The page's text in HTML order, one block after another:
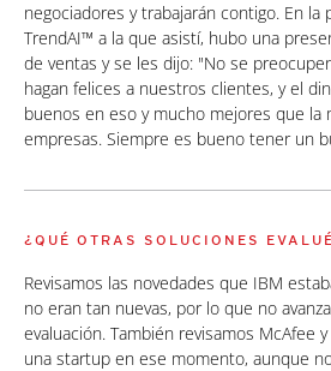
negociadores y trabajarán contigo. En la
TrendAI™ a la que asistí, hubo una
de ventas y se les dijo: "No se
hagan felices a nuestros clientes, y el
buenos en eso y mucho mejores que la
empresas. Siempre es bueno tener un
¿QUÉ OTRAS SOLUCIONES
Revisamos las novedades que IBM
no eran tan nuevas, por lo que no
evaluación. También revisamos McAfee
una startup en ese momento, aunque